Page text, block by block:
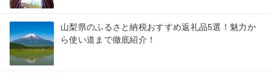
山梨県のふるさと納税おすすめ返礼品5選！魅力か
ら使い道まで徹底紹介！